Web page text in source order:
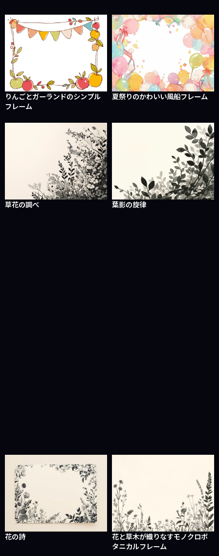
りんごとガーランドのシンプル
フレーム
夏祭りのかわいい風船フレーム
草花の調べ 葉影の旋律
花の詩
花と草木が織りなすモノクロボ
タニカルフレーム